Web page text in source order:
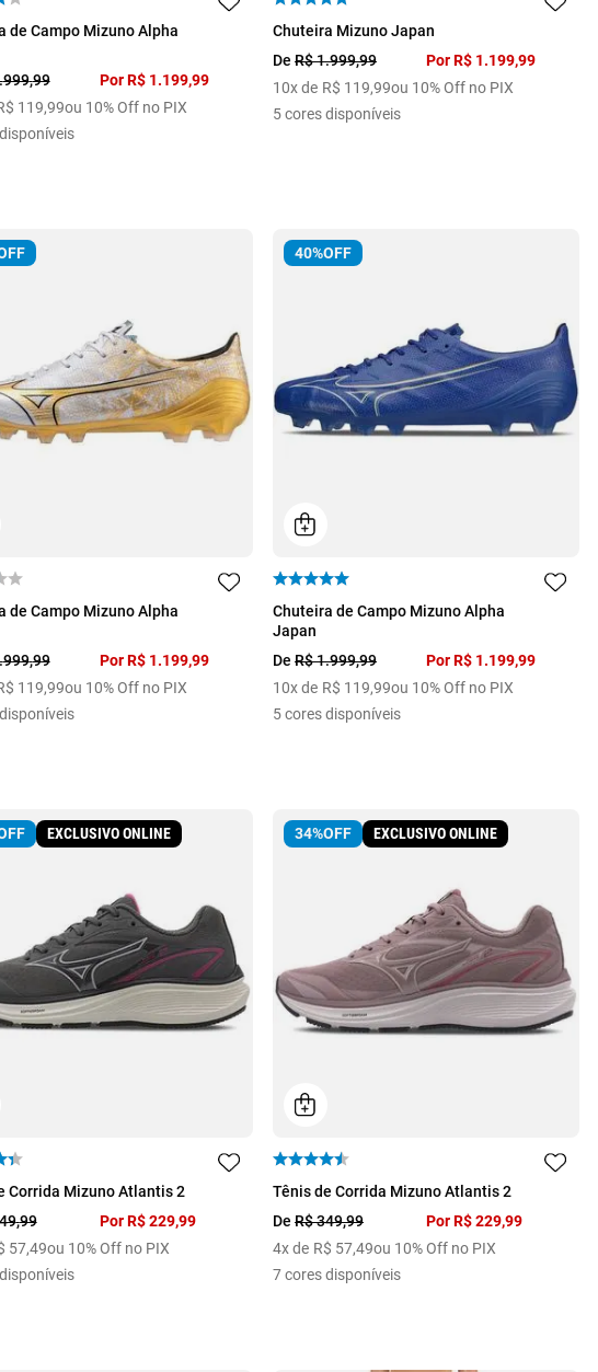
de Campo Mizuno Alpha
999,99 PorR$ 1.199,99
119,99ou 10% Off no PIX
38
Chuteira Mizuno Japan
De R$1.999,99 PorR$ 1.199,99
10x de R$ 119,99ou 10% Off no PIX
5cores disponíveis
39 40 41
de Campo Mizuno Alpha
999,99 PorR$ 1.199,99
119,99ou 10% Off no PIX
40%OFF
38 39 40 41
45
Chuteira de Campo Mizuno Alpha
Japan
De R$1.999,99 PorR$ 1.199,99
10x de R$ 119,99ou 10% Off no PIX
5cores disponíveis
EXCLUSIVO ONLINE
35 36 37 38
Corrida Mizuno Atlantis 2
,99 PorR$ 229,99
57,49ou 10% Off no PIX
34%OFF EXCLUSIVO ONLINE
34 35 36 37 38
40
Tênis de Corrida Mizuno Atlantis 2
De R$349,99 PorR$229,99
4x de R$ 57,49ou 10% Off no PIX
7cores disponíveis